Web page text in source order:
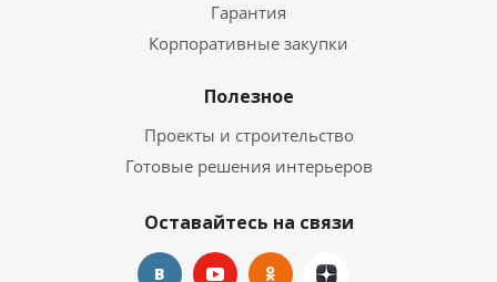
Гарантия
Корпоративные закупки
Полезное
Проекты и строительство
Готовые решения интерьеров
Оставайтесь на связи